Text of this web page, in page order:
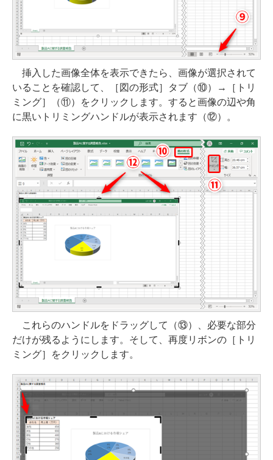
挿入した画像全体を表示できたら、画像が選択されて
いることを確認して、［図の形式］タブ（⑩）→［トリ
ミング］（⑪）をクリックします。すると画像の辺や角
に黒いトリミングハンドルが表示されます（⑫）。
これらのハンドルをドラッグして（⑬）、必要な部分
だけが残るようにします。そして、再度リボンの［トリ
ミング］をクリックします。